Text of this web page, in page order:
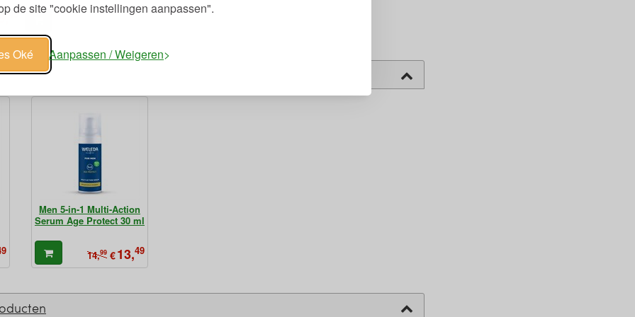
de site "cookie instellingen aanpassen".
Oké Aanpassen / Weigeren
49
Men 5-in-1 Multi-Action
Serum Age Protect 30 ml
14,99 €13,49